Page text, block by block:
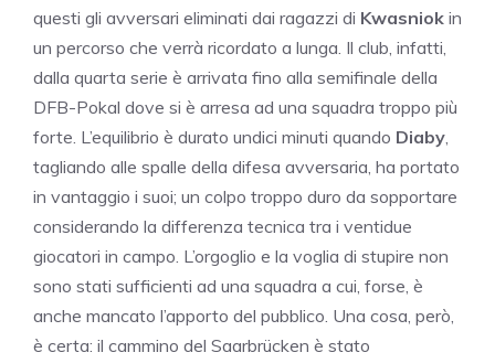
questi gli avversari eliminati dai ragazzi di Kwasniok in
un percorso che verrà ricordato a lunga. Il club, infatti,
dalla quarta serie è arrivata fino alla semifinale della
DFB-Pokal dove si è arresa ad una squadra troppo più
forte. L’equilibrio è durato undici minuti quando Diaby,
tagliando alle spalle della difesa avversaria, ha portato
in vantaggio i suoi; un colpo troppo duro da sopportare
considerando la differenza tecnica tra i ventidue
giocatori in campo. L’orgoglio e la voglia di stupire non
sono stati sufficienti ad una squadra a cui, forse, è
anche mancato l’apporto del pubblico. Una cosa, però,
è certa: il cammino del Saarbrücken è stato